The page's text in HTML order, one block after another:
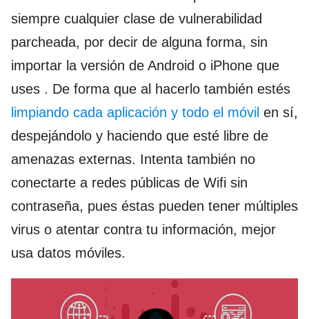
siempre cualquier clase de vulnerabilidad
parcheada, por decir de alguna forma, sin
importar la versión de Android o iPhone que
uses . De forma que al hacerlo también estés
limpiando cada aplicación y todo el móvil en sí,
despejándolo y haciendo que esté libre de
amenazas externas. Intenta también no
conectarte a redes públicas de Wifi sin
contraseña, pues éstas pueden tener múltiples
virus o atentar contra tu información, mejor
usa datos móviles.